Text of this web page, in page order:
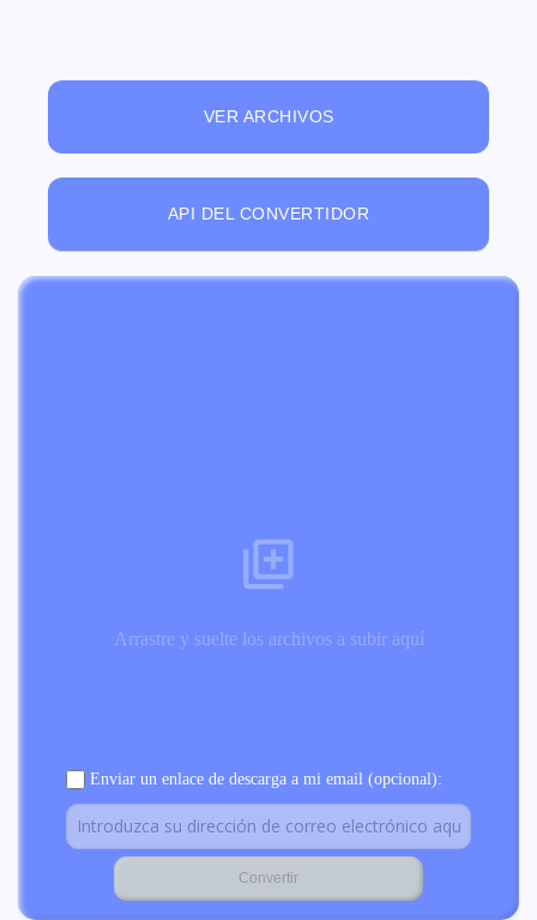
VER ARCHIVOS
API DEL CONVERTIDOR
Arrastre y suelte los archivos a subir aquí
Enviar un enlace de descarga a mi email (opcional):